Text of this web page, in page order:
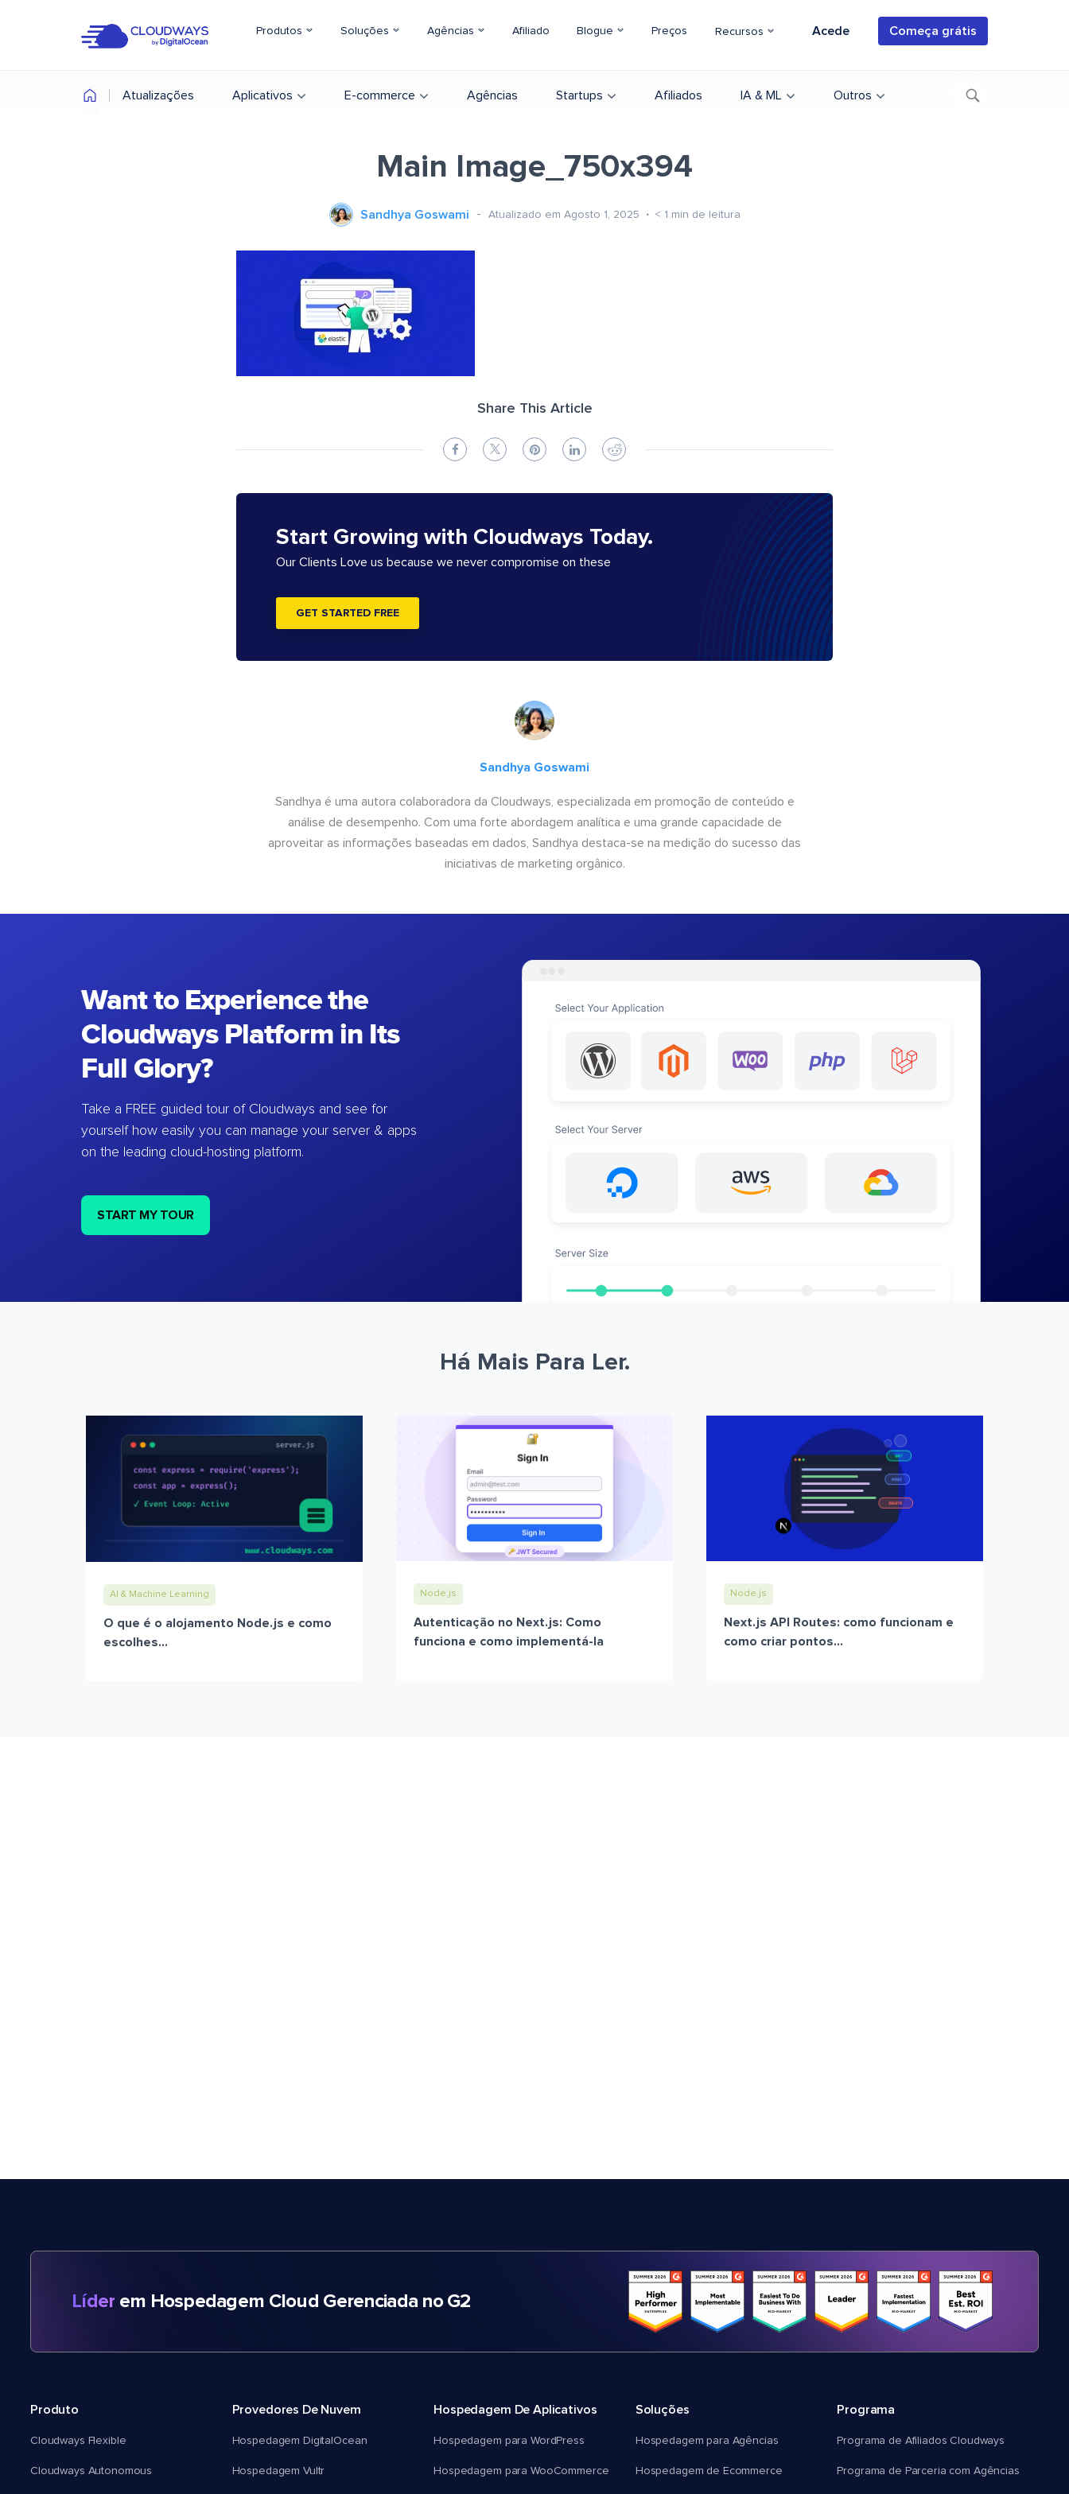
Produtos Soluções Agências Afiliado Blogue Preços Recursos Acede Começa grátis
Atualizações Aplicativos E-commerce Agências Startups Afiliados IA & ML Outros
Main Image_750x394
Sandhya Goswami Atualizado em Agosto 1, 2025 < 1 min de leitura
Share This Article
Start Growing with Cloudways Today.
Our Clients Love us because we never compromise on these
GET STARTED FREE
Sandhya Goswami
Sandhya é uma autora colaboradora da Cloudways, especializada em promoção de conteúdo e
análise de desempenho. Com uma forte abordagem analítica e uma grande capacidade de
aproveitar as informações baseadas em dados, Sandhya destaca-se na medição do sucesso das
iniciativas de marketing orgânico.
Want to Experience the
Cloudways Platform in Its
Full Glory?
Take a FREE guided tour of Cloudways and see for
yourself how easily you can manage your server & apps
on the leading cloud-hosting platform.
START MY TOUR
Há Mais Para Ler.
AI & Machine Learning
O que é o alojamento Node.js e como
escolhes...
Node.js
Autenticação no Next.js: Como
funciona e como implementá-la
Node.js
Next.js API Routes: como funcionam e
como criar pontos...
Líder em Hospedagem Cloud Gerenciada no G2
Produto
Cloudways Flexible
Cloudways Autonomous
Provedores De Nuvem
Hospedagem DigitalOcean
Hospedagem Vultr
Hospedagem De Aplicativos
Hospedagem para WordPress
Hospedagem para WooCommerce
Soluções
Hospedagem para Agências
Hospedagem de Ecommerce
Programa
Programa de Afiliados Cloudways
Programa de Parceria com Agências